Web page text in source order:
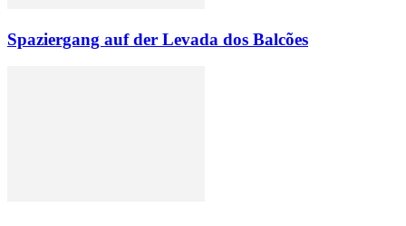
Spaziergang auf der Levada dos Balcões